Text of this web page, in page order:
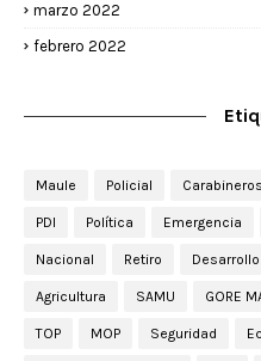
marzo 2022
febrero 2022
Maule Policial Carabineros
PDI Política Emergencia
Nacional Retiro
Agricultura SAMU GORE
TOP MOP Seguridad